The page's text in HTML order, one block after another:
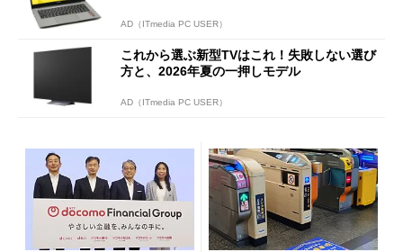
AD（ITmedia PC USER）
これから選ぶ新型TVはこれ！失敗しない選び
方と、2026年夏の一押しモデル
AD（ITmedia PC USER）